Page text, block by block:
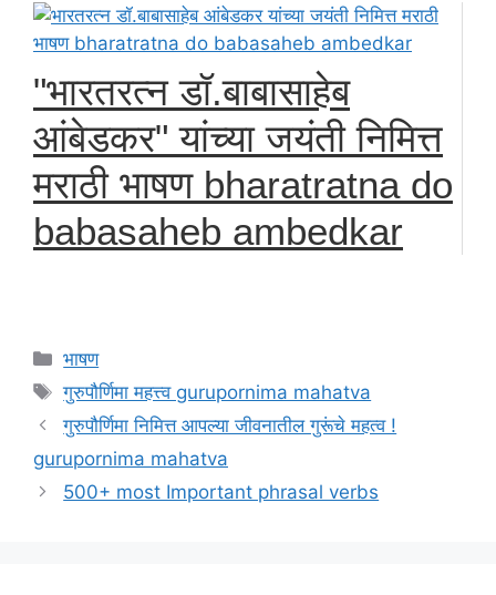
"भारतरत्न डॉ.बाबासाहेब
आंबेडकर" यांच्या जयंती निमित्त
मराठी भाषण bharatratna do
babasaheb ambedkar
Categories
भाषण
Tags
गुरुपौर्णिमा महत्त्व gurupornima mahatva
गुरुपौर्णिमा निमित्त आपल्या जीवनातील गुरूंचे महत्व !
gurupornima mahatva
500+ most Important phrasal verbs